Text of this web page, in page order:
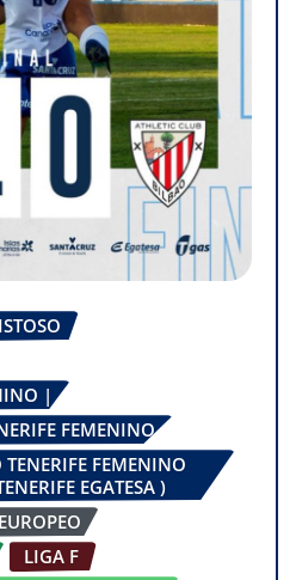
|
FEMENINO
FEMENINO
EGATESA )
LIGA F